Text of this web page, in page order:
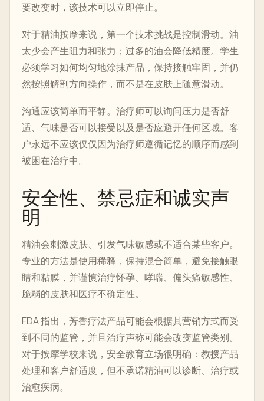
要改变时，该技术可以立即停止。
对于精油按摩来说，第一个技术挑战是控制滑动。油
太少会产生阻力和张力；过多的油会降低精度。学生
必须学习如何均匀地涂抹产品，保持接触牢固，并仍
然按照解剖方向操作，而不是在皮肤上随意滑动。
沟通应该简单而平静。治疗师可以询问压力是否舒
适、气味是否可以接受以及是否应避开任何区域。客
户永远不应该仅仅因为治疗师遵循记忆的顺序而感到
被困在治疗中。
安全性、禁忌症和诚实声
明
精油会刺激皮肤、引发气味敏感或不适合某些客户。
专业的方法是使用稀释，保持混合简单，避免接触眼
睛和粘膜，并谨慎治疗怀孕、哮喘、偏头痛敏感性、
脆弱的皮肤和医疗不确定性。
FDA 指出，芳香疗法产品可能会根据其营销方式而受
到不同的监管，并且治疗声称可能会改变监管类别。
对于按摩学校来说，安全教育立场很明确：教授产品
处理和客户舒适度，但不承诺精油可以诊断、治疗或
治愈疾病。